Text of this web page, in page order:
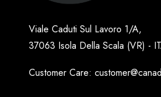
Viale Caduti Sul Lavoro 1/A,
37063 Isola Della Scala (VR) -
Customer Care: